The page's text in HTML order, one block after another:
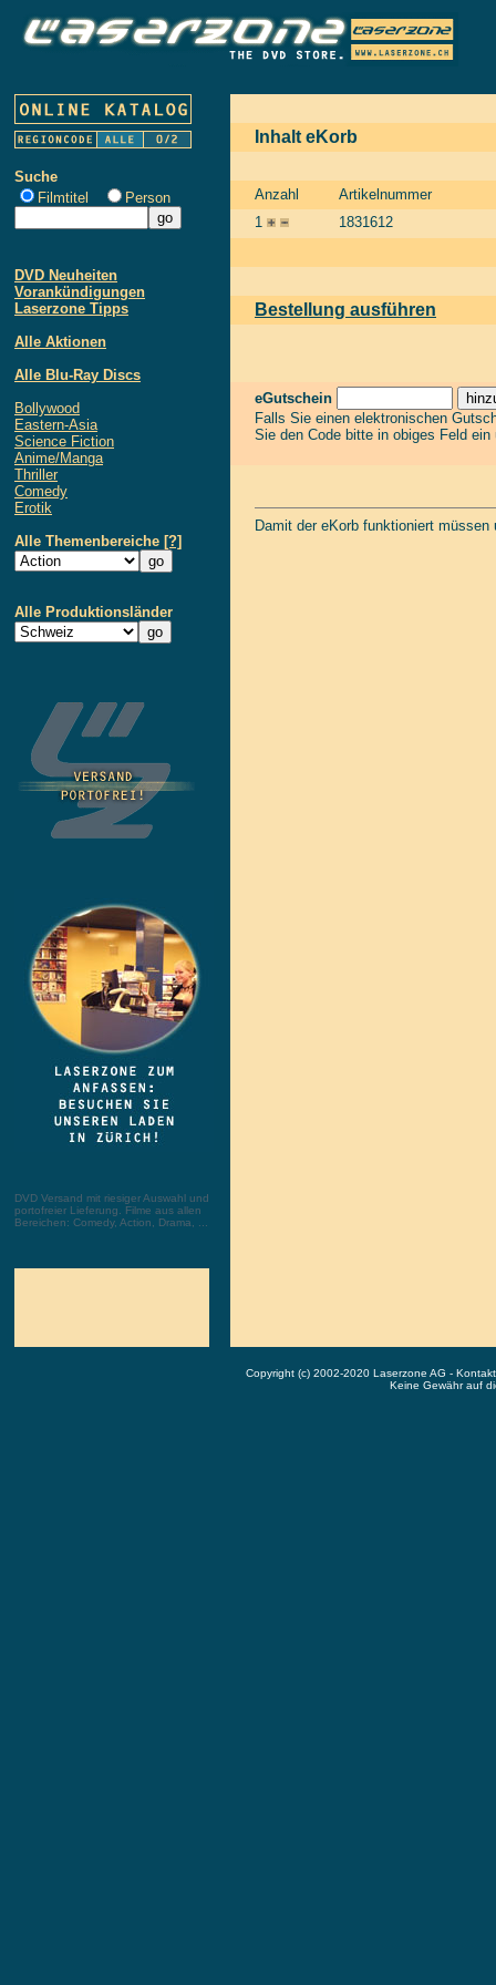
Suche
Filmtitel
Person
DVD Neuheiten
Vorankündigungen
Laserzone Tipps
Alle Aktionen
Alle Blu-Ray Discs
Bollywood
Eastern-Asia
Science Fiction
Anime/Manga
Thriller
Comedy
Erotik
Alle Themenbereiche [?]
Alle Produktionsländer
DVD Versand mit riesiger Auswahl und
portofreier Lieferung. Filme aus allen
Bereichen: Comedy, Action, Drama, ...
Inhalt eKorb
Anzahl
Artikelnummer
1
1831612
Bestellung ausführen
eGutschein
Falls Sie einen elektronischen
Sie den Code bitte in obiges Feld
Damit der eKorb funktioniert
Copyright (c) 2002-2020 Laserzone AG -
Keine Gewähr auf